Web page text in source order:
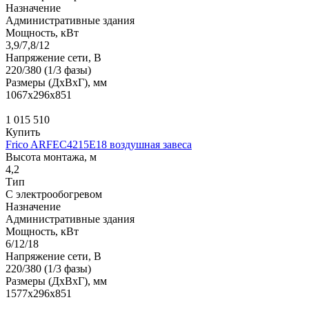
Назначение
Административные здания
Мощность, кВт
3,9/7,8/12
Напряжение сети, В
220/380 (1/3 фазы)
Размеры (ДхВхГ), мм
1067x296x851
1 015 510
Купить
Frico ARFEC4215E18 воздушная завеса
Высота монтажа, м
4,2
Тип
С электрообогревом
Назначение
Административные здания
Мощность, кВт
6/12/18
Напряжение сети, В
220/380 (1/3 фазы)
Размеры (ДхВхГ), мм
1577x296x851